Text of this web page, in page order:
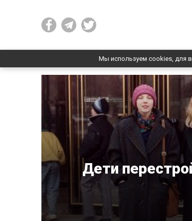
Мы используем cookies, для
Дети